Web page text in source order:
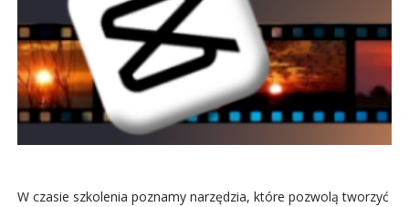
W czasie szkolenia poznamy narzędzia, które pozwolą tworzyć